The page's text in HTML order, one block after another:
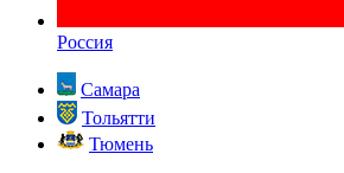
Россия
Самара
Тольятти
Тюмень